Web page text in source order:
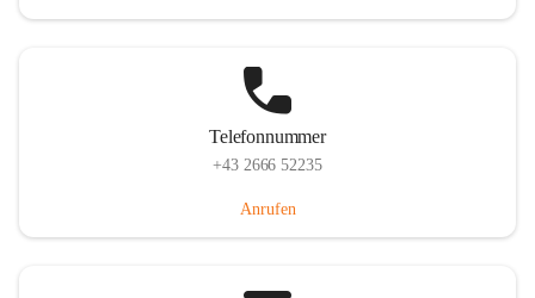
Telefonnummer
+43 2666 52235
Anrufen